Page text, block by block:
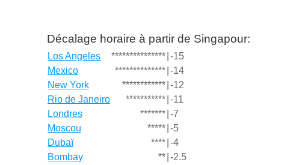
Décalage horaire à partir de Singapour:
Los Angeles *************** -15
Mexico
************** -14
New York
************ -12
Rio de Janeiro
*********** -11
Londres
******* -7
Moscou
***** -5
Dubaï
**** -4
Bombay
** -2.5